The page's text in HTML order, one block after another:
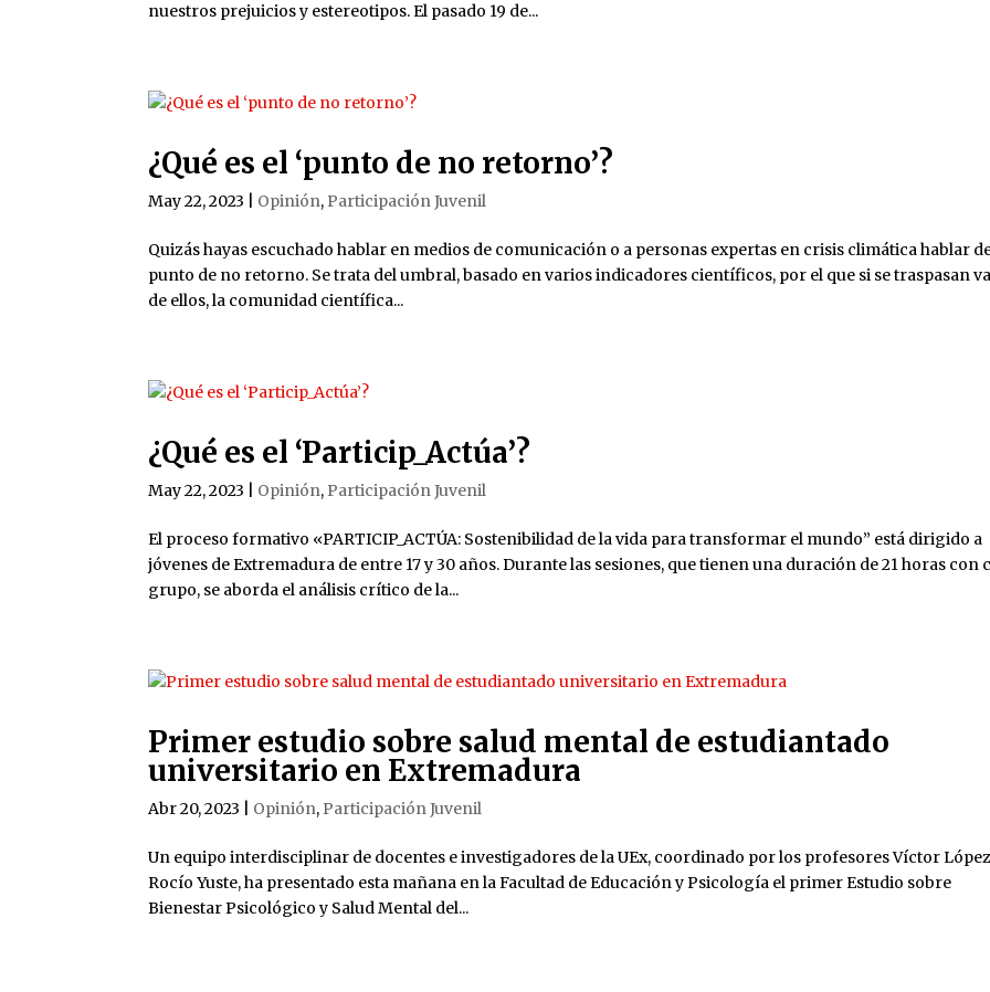
nuestros prejuicios y estereotipos. El pasado 19 de...
¿Qué es el ‘punto de no retorno’?
May 22, 2023 Opinión, Participación Juvenil
Quizás hayas escuchado hablar en medios de comunicación o a personas expertas en crisis climática hablar
punto de no retorno. Se trata del umbral, basado en varios indicadores científicos, por el que si se traspasan
de ellos, la comunidad científica...
¿Qué es el ‘Particip_Actúa’?
May 22, 2023 Opinión, Participación Juvenil
El proceso formativo «PARTICIP_ACTÚA: Sostenibilidad de la vida para transformar el mundo” está dirigido a
jóvenes de Extremadura de entre 17 y 30 años. Durante las sesiones, que tienen una duración de 21 horas con
grupo, se aborda el análisis crítico de la...
Primer estudio sobre salud mental de estudiantado
universitario en Extremadura
Abr 20, 2023 Opinión, Participación Juvenil
Un equipo interdisciplinar de docentes e investigadores de la UEx, coordinado por los profesores Víctor
Rocío Yuste, ha presentado esta mañana en la Facultad de Educación y Psicología el primer Estudio sobre
Bienestar Psicológico y Salud Mental del...